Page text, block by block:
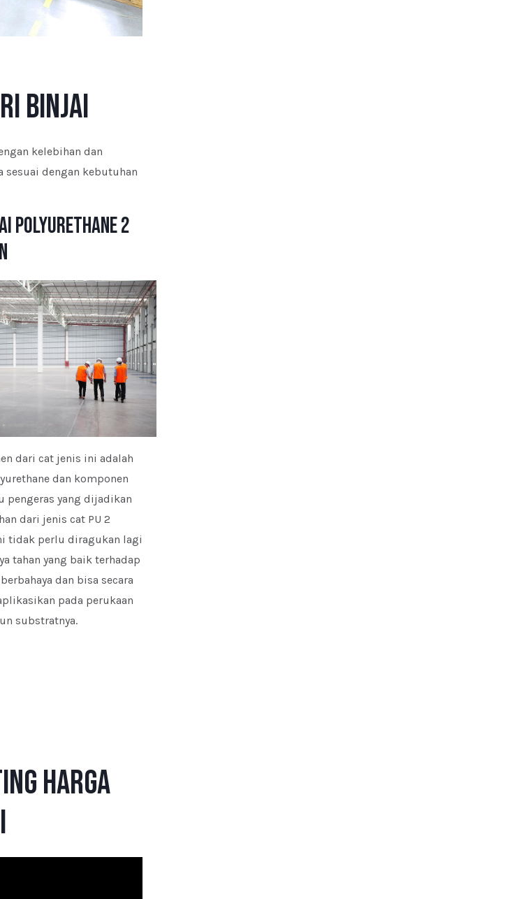
Binjai
kelebihan dan
sesuai dengan kebutuhan
Polyurethane 2
dari cat jenis ini adalah
dan komponen
pengeras yang dijadikan
dari jenis cat PU 2
tidak perlu diragukan lagi
tahan yang baik terhadap
dan bisa secara
pada perukaan
substratnya.
Harga